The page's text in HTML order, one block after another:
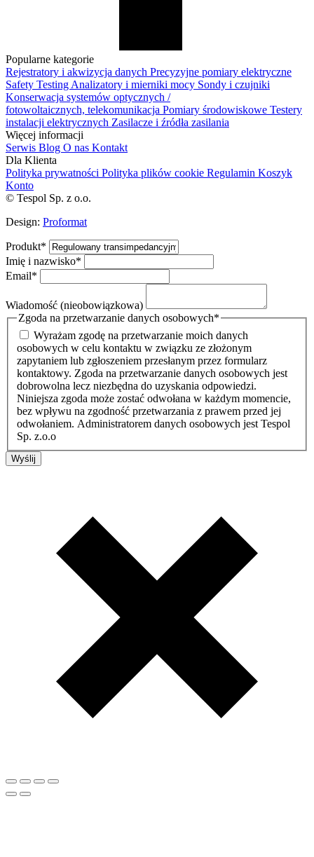
Popularne kategorie
Rejestratory i akwizycja danych Precyzyjne pomiary elektryczne
Safety Testing Analizatory i mierniki mocy Sondy i czujniki
Konserwacja systemów optycznych /
fotowoltaicznych, telekomunikacja Pomiary środowiskowe Testery
instalacji elektrycznych Zasilacze i źródła zasilania
Więcej informacji
Serwis Blog O nas Kontakt
Dla Klienta
Polityka prywatności Polityka plików cookie Regulamin Koszyk
Konto
© Tespol Sp. z o.o.
Design: Proformat
Produkt*
Imię i nazwisko*
Email*
Wiadomość (nieobowiązkowa)
Zgoda na przetwarzanie danych osobowych*
Wyrażam zgodę na przetwarzanie moich danych
osobowych w celu kontaktu w związku ze złożonym
zapytaniem lub zgłoszeniem przesłanym przez formularz
kontaktowy. Zgoda na przetwarzanie danych osobowych jest
dobrowolna lecz niezbędna do uzyskania odpowiedzi.
Niniejsza zgoda może zostać odwołana w każdym momencie,
bez wpływu na zgodność przetwarzania z prawem przed jej
odwołaniem. Administratorem danych osobowych jest Tespol
Sp. z.o.o
Wyślij